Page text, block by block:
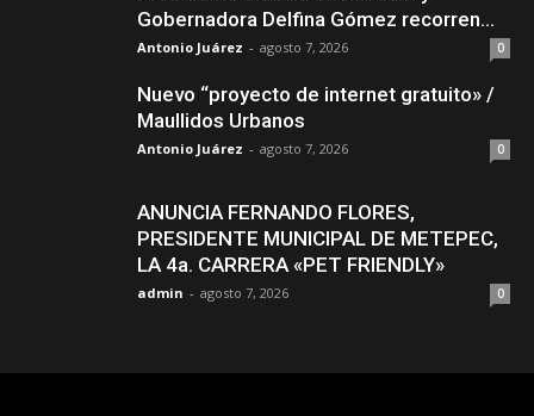
Gobernadora Delfina Gómez recorren...
Antonio Juárez - agosto 7, 2026 0
Nuevo “proyecto de internet gratuito» /
Maullidos Urbanos
Antonio Juárez - agosto 7, 2026 0
ANUNCIA FERNANDO FLORES,
PRESIDENTE MUNICIPAL DE METEPEC,
LA 4a. CARRERA «PET FRIENDLY»
admin - agosto 7, 2026 0